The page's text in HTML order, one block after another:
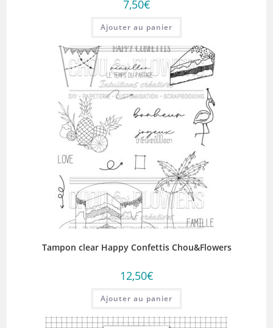
7,50€
Ajouter au panier
Tampon clear Happy Confettis Chou&Flowers
12,50€
Ajouter au panier